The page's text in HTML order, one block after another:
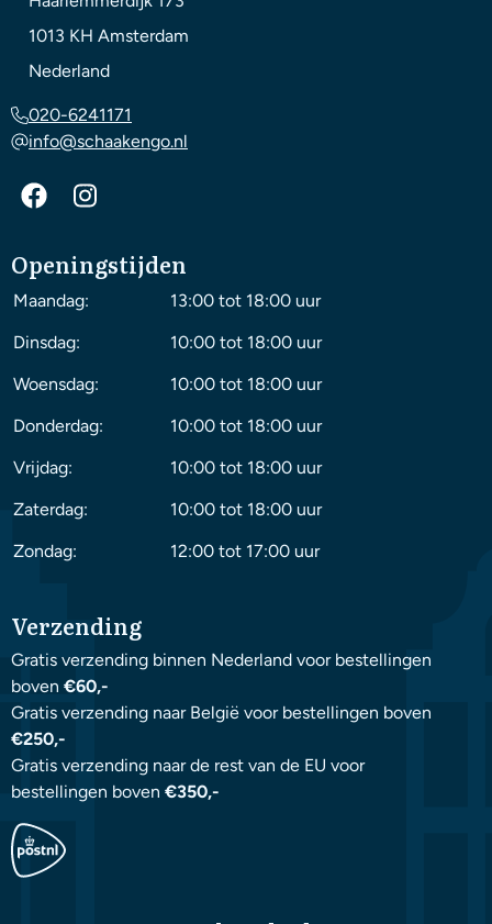
1013 KH Amsterdam
Nederland
020-6241171
info@schaakengo.nl
Openingstijden
Maandag:
13:00 tot 18:00 uur
Dinsdag:
10:00 tot 18:00 uur
Woensdag:
10:00 tot 18:00 uur
Donderdag:
10:00 tot 18:00 uur
Vrijdag:
10:00 tot 18:00 uur
Zaterdag:
10:00 tot 18:00 uur
Zondag:
12:00 tot 17:00 uur
Verzending
Gratis verzending binnen Nederland voor bestellingen
boven €60,-
Gratis verzending naar België voor bestellingen boven
€250,-
Gratis verzending naar de rest van de EU voor
bestellingen boven €350,-